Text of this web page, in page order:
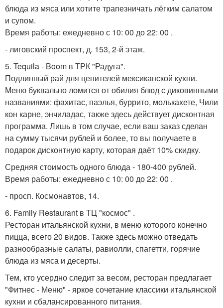
блюда из мяса или хотите трапезничать лёгким салатом
и супом.
Время работы: ежедневно с 10: 00 до 22: 00 .
- лиговский проспект, д. 153, 2-й этаж.
5. Tequila - Boom в ТРК "Радуга".
Подлинный рай для ценителей мексиканской кухни.
Меню буквально ломится от обилия блюд с диковинными
названиями: фахитас, паэлья, буррито, молькахете, Чили
кон карне, энчиладас, также здесь действует дисконтная
программа. Лишь в том случае, если ваш заказ сделан
на сумму тысячи рублей и более, то вы получаете в
подарок дисконтную карту, которая даёт 10% скидку.
Средняя стоимость одного блюда - 180-400 рублей.
Время работы: ежедневно с 10: 00 до 22: 00 .
- просп. Космонавтов, 14.
6. Family Restaurant в ТЦ "космос" .
Ресторан итальянской кухни, в меню которого конечно
пицца, всего 20 видов. Также здесь можно отведать
разнообразные салаты, равиолли, спагетти, горячие
блюда из мяса и десерты.
Тем, кто усердно следит за весом, ресторан предлагает
"Фитнес - Меню" - яркое сочетание классики итальянской
кухни и сбалансированного питания.